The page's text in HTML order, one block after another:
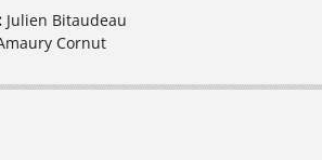
Julien Bitaudeau
Cornut